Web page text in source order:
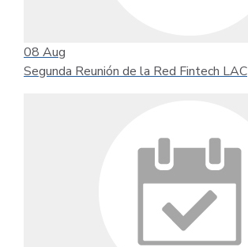
08 Aug
Segunda Reunión de la Red Fintech LAC